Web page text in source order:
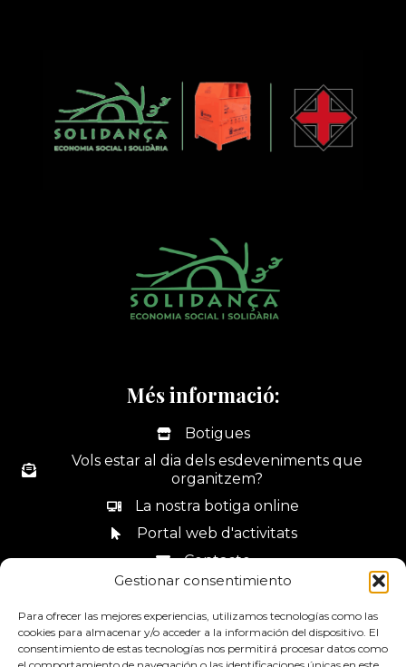
Gestionar consentimiento
Para ofrecer las mejores experiencias, utilizamos tecnologías como las
cookies para almacenar y/o acceder a la información del dispositivo. El
consentimiento de estas tecnologías nos permitirá procesar datos como
Més informació:
Botigues
Vols estar al dia dels esdeveniments que
organitzem?
La nostra botiga online
Portal web d'activitats
Contacte
Canal de denúncies